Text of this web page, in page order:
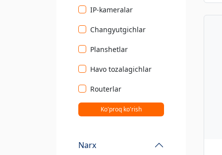
IP-kameralar
Changyutgichlar
Planshetlar
Havo tozalagichlar
Routerlar
Ko'proq ko'rish
Narx